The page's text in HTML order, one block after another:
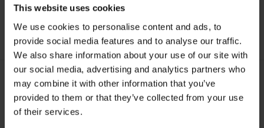
This website uses cookies
We use cookies to personalise content and ads, to
provide social media features and to analyse our traffic.
We also share information about your use of our site with
our social media, advertising and analytics partners who
may combine it with other information that you’ve
provided to them or that they’ve collected from your use
of their services.